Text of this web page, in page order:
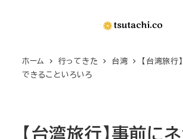
ホーム 行ってきた 台湾
【台湾旅行
できることいろいろ
【台湾旅行】事前に